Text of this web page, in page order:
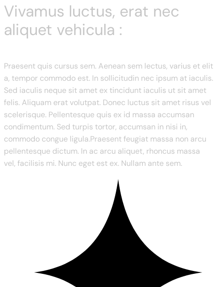
Vivamus luctus, erat nec
aliquet vehicula :
Praesent quis cursus sem. Aenean sem lectus, varius et elit
a, tempor commodo est. In sollicitudin nec ipsum at iaculis.
Sed iaculis neque sit amet ex tincidunt iaculis ut sit amet
felis. Aliquam erat volutpat. Donec luctus sit amet risus vel
scelerisque. Pellentesque quis ex id massa accumsan
condimentum. Sed turpis tortor, accumsan in nisi in,
commodo congue ligula.Praesent feugiat massa non arcu
pellentesque dictum. In ac arcu aliquet, rhoncus massa
vel, facilisis mi. Nunc eget est ex. Nullam ante sem.